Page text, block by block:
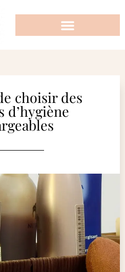
choisir des
d’hygiène